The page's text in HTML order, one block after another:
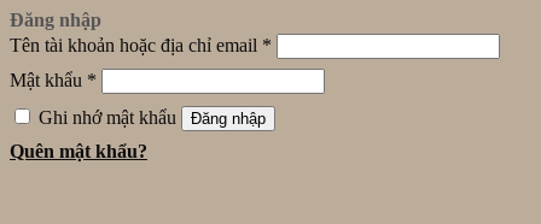
Đăng nhập
Tên tài khoản hoặc địa chỉ email *
Mật khẩu *
Ghi nhớ mật khẩu
Đăng nhập
Quên mật khẩu?